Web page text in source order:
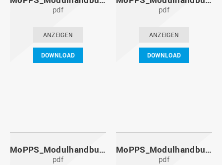
pdf
ANZEIGEN
DOWNLOAD
pdf
ANZEIGEN
DOWNLOAD
MoPPS_Modulhandbuch_20131201.pdf
pdf
MoPPS_Modulhandbuch_20130601.pdf
pdf